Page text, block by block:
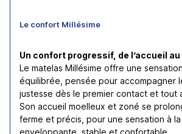
Le confort Millésime
Un confort progressif, de l’accueil
Le matelas Millésime offre une
équilibrée, pensée pour accompagner
justesse dès le premier contact et tout
Son accueil moelleux et zoné se
ferme et précis, pour une sensation à
enveloppante, stable et confortable.